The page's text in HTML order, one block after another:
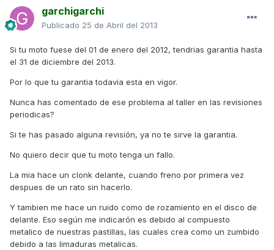
garchigarchi
Publicado 25 de Abril del 2013
Si tu moto fuese del 01 de enero del 2012, tendrias garantia hasta
el 31 de diciembre del 2013.
Por lo que tu garantia todavia esta en vigor.
Nunca has comentado de ese problema al taller en las revisiones
periodicas?
Si te has pasado alguna revisión, ya no te sirve la garantia.
No quiero decir que tu moto tenga un fallo.
La mia hace un clonk delante, cuando freno por primera vez
despues de un rato sin hacerlo.
Y tambien me hace un ruido como de rozamiento en el disco de
delante. Eso según me indicarón es debido al compuesto
metalico de nuestras pastillas, las cuales crea como un zumbido
debido a las limaduras metalicas.